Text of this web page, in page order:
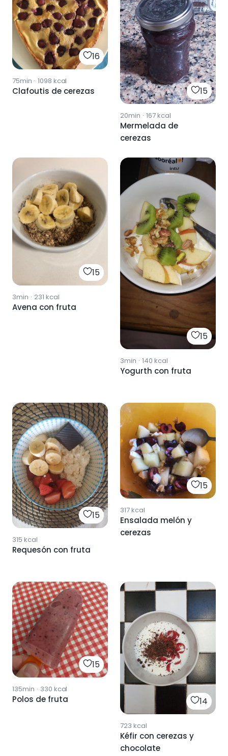
16
75min · 1098 kcal
Clafoutis de cerezas 15
20min · 167kcal
Mermelada de
cerezas
15
3min · 231 kcal
Avena con fruta
15
3min · 140 kcal
Yogurth con fruta
15
315 kcal
Requesón con fruta
15
317kcal
Ensalada melón y
cerezas
15
135min · 330 kcal
Polos de fruta 14
723 kcal
Kéfir con cerezas y
chocolate